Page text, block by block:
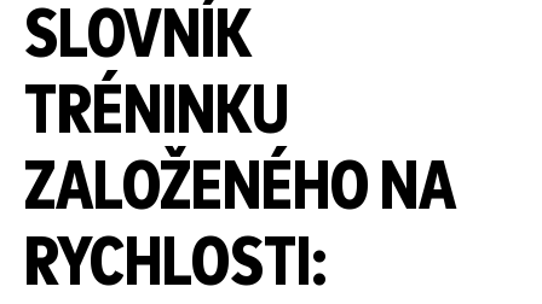
SLOVNÍK
TRÉNINKU
ZALOŽENÉHO NA
RYCHLOSTI: